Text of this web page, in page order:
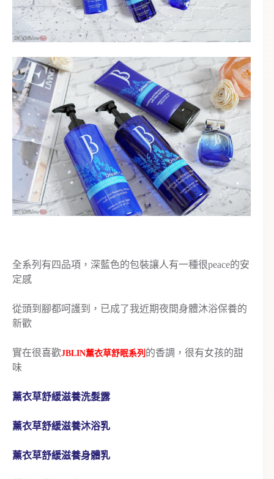
全系列有四品項，深藍色的包裝讓人有一種很peace的安
定感
從頭到腳都呵護到，已成了我近期夜間身體沐浴保養的
新歡
實在很喜歡JBLIN薰衣草舒眠系列 的香調，很有女孩的甜
味
薰衣草舒緩滋養洗髮露
薰衣草舒緩滋養沐浴乳
薰衣草舒緩滋養身體乳